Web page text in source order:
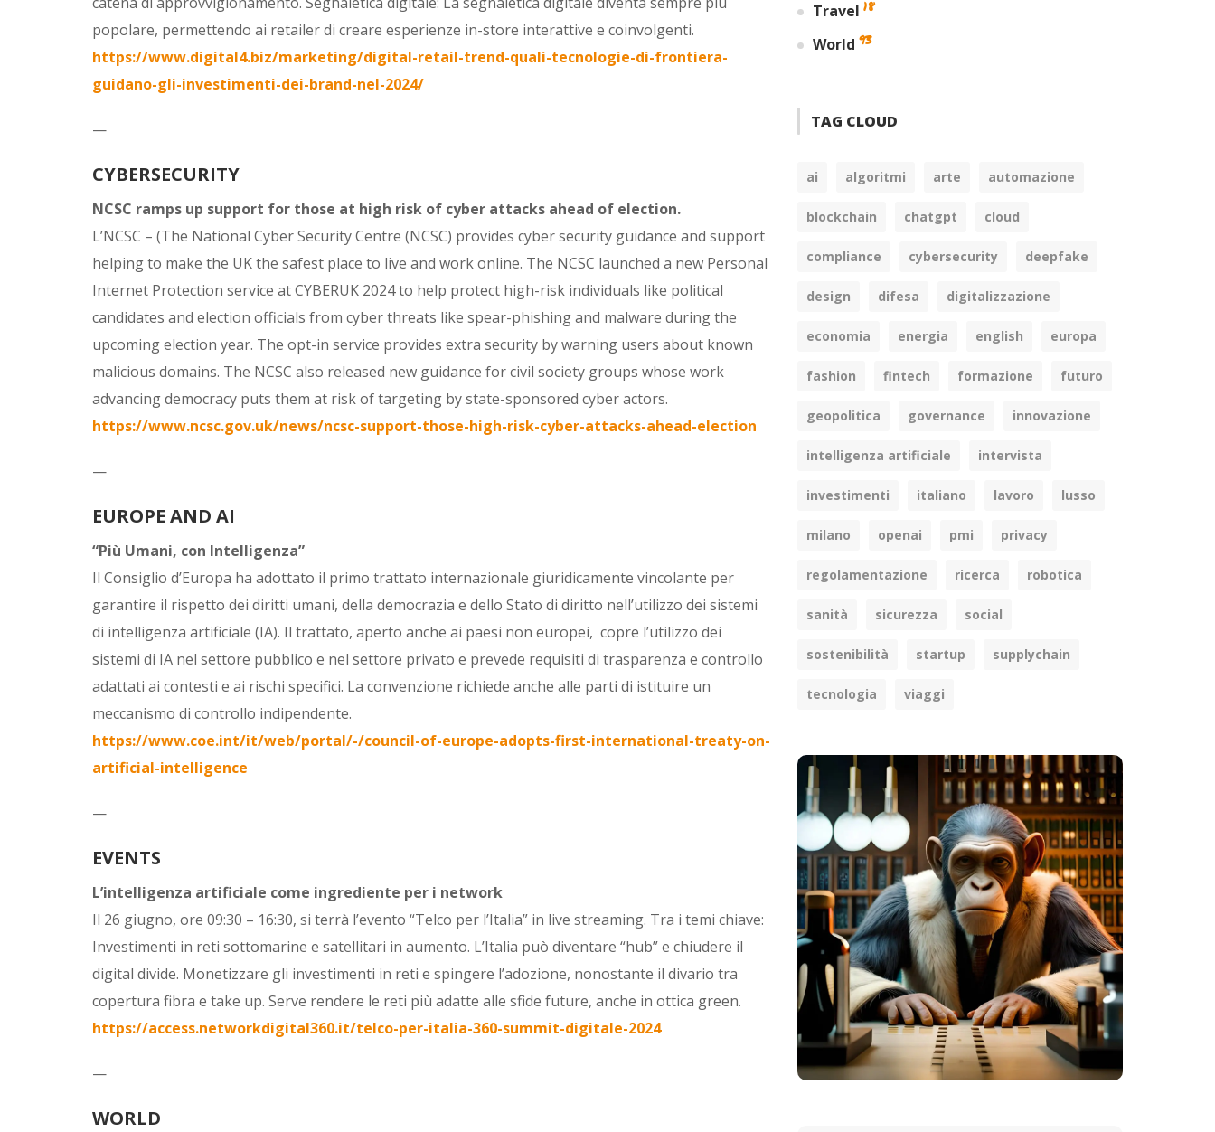
popolare, permettendo ai retailer di creare esperienze in-store interattive e coinvolgenti.
https://www.digital4.biz/marketing/digital-retail-trend-quali-tecnologie-di-frontiera-
guidano-gli-investimenti-dei-brand-nel-2024/
—
CYBERSECURITY
NCSC ramps up support for those at high risk of cyber attacks ahead of election.
L’NCSC – (The National Cyber Security Centre (NCSC) provides cyber security guidance and support
helping to make the UK the safest place to live and work online. The NCSC launched a new Personal
Internet Protection service at CYBERUK 2024 to help protect high-risk individuals like political
candidates and election officials from cyber threats like spear-phishing and malware during the
upcoming election year. The opt-in service provides extra security by warning users about known
malicious domains. The NCSC also released new guidance for civil society groups whose work
advancing democracy puts them at risk of targeting by state-sponsored cyber actors.
https://www.ncsc.gov.uk/news/ncsc-support-those-high-risk-cyber-attacks-ahead-election
—
EUROPE AND AI
“Più Umani, con Intelligenza”
Il Consiglio d’Europa ha adottato il primo trattato internazionale giuridicamente vincolante per
garantire il rispetto dei diritti umani, della democrazia e dello Stato di diritto nell’utilizzo dei sistemi
di intelligenza artificiale (IA). Il trattato, aperto anche ai paesi non europei, copre l’utilizzo dei
sistemi di IA nel settore pubblico e nel settore privato e prevede requisiti di trasparenza e controllo
adattati ai contesti e ai rischi specifici. La convenzione richiede anche alle parti di istituire un
meccanismo di controllo indipendente.
https://www.coe.int/it/web/portal/-/council-of-europe-adopts-first-international-treaty-on-
artificial-intelligence
—
EVENTS
L’intelligenza artificiale come ingrediente per i network
Il 26 giugno, ore 09:30 – 16:30, si terrà l’evento “Telco per l’Italia” in live streaming. Tra i temi chiave:
Investimenti in reti sottomarine e satellitari in aumento. L’Italia può diventare “hub” e chiudere il
digital divide. Monetizzare gli investimenti in reti e spingere l’adozione, nonostante il divario tra
copertura fibra e take up. Serve rendere le reti più adatte alle sfide future, anche in ottica green.
https://access.networkdigital360.it/telco-per-italia-360-summit-digitale-2024
—
WORLD
Travel 18
World 93
TAG CLOUD
ai algoritmi arte automazione
blockchain chatgpt cloud
compliance cybersecurity deepfake
design difesa digitalizzazione
economia energia english europa
fashion fintech formazione futuro
geopolitica governance innovazione
intelligenza artificiale intervista
investimenti italiano lavoro lusso
milano openai pmi privacy
regolamentazione ricerca robotica
sanità sicurezza social
sostenibilità startup supplychain
tecnologia viaggi